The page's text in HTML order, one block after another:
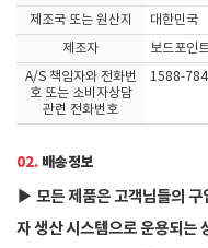
제조국 또는 원산지
대한민국
제조자
보드포인트
A/S 책임자와 전화번
호 또는 소비자상담
관련 전화번호
1588-
02. 배송정보
▶ 모든 제품은 고객님들의
자 생산 시스템으로 운용되는